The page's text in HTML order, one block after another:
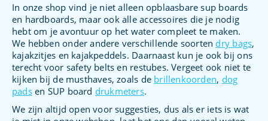
In onze shop vind je niet alleen opblaasbare sup boards
en hardboards, maar ook alle accessoires die je nodig
hebt om je avontuur op het water compleet te maken.
We hebben onder andere verschillende soorten dry bags,
kajakzitjes en kajakpeddels. Daarnaast kun je ook bij ons
terecht voor safety belts en restubes. Vergeet ook niet te
kijken bij de musthaves, zoals de brillenkoorden, dog
padsen SUP board drukmeters.
We zijn altijd open voor suggesties, dus als er iets is wat